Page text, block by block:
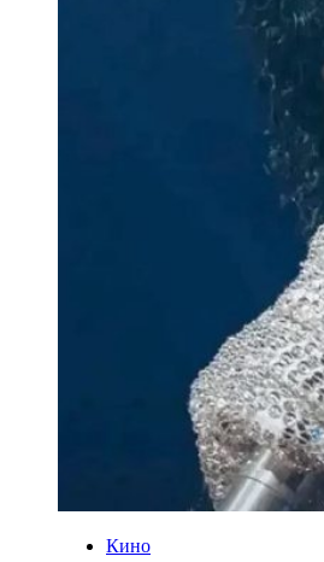
Кино